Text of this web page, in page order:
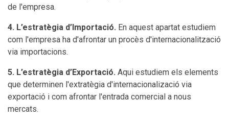
de l'empresa.
4. L’estratègia d’Importació. En aquest apartat estudiem
com l'empresa ha d'afrontar un procès d'internacionalització
via importacions.
5. L’estratègia d’Exportació. Aqui estudiem els elements
que determinen l'extratègia d'internacionalizació via
exportació i com afrontar l'entrada comercial a nous
mercats.